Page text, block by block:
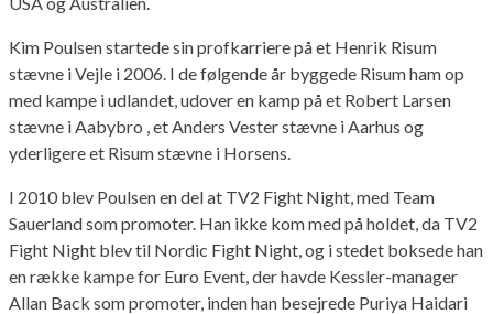
Kim Poulsen startede sin profkarriere på et Henrik Risum
stævne i Vejle i 2006. I de følgende år byggede Risum ham op
med kampe i udlandet, udover en kamp på et Robert Larsen
stævne i Aabybro , et Anders Vester stævne i Aarhus og
yderligere et Risum stævne i Horsens.
I 2010 blev Poulsen en del at TV2 Fight Night, med Team
Sauerland som promoter. Han ikke kom med på holdet, da TV2
Fight Night blev til Nordic Fight Night, og i stedet boksede han
en række kampe for Euro Event, der havde Kessler-manager
Allan Back som promoter, inden han besejrede Puriya Haidari